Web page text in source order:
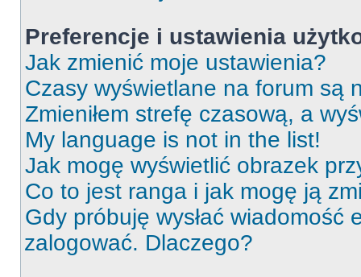
Preferencje i ustawienia
Jak zmienić moje ustawienia?
Czasy wyświetlane na forum są
Zmieniłem strefę czasową, a
My language is not in the list!
Jak mogę wyświetlić obrazek
Co to jest ranga i jak mogę ją
Gdy próbuję wysłać wiadomość
zalogować. Dlaczego?